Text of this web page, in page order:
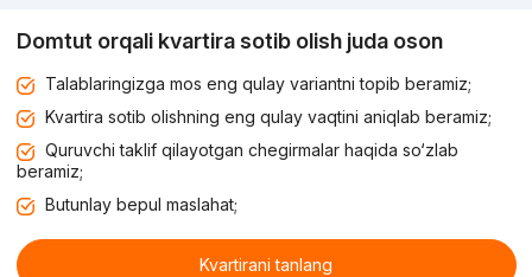
Domtut orqali kvartira sotib olish juda oson
Talablaringizga mos eng qulay variantni topib beramiz;
Kvartira sotib olishning eng qulay vaqtini aniqlab beramiz;
Quruvchi taklif qilayotgan chegirmalar haqida so‘zlab
beramiz;
Butunlay bepul maslahat;
Kvartirani tanlang